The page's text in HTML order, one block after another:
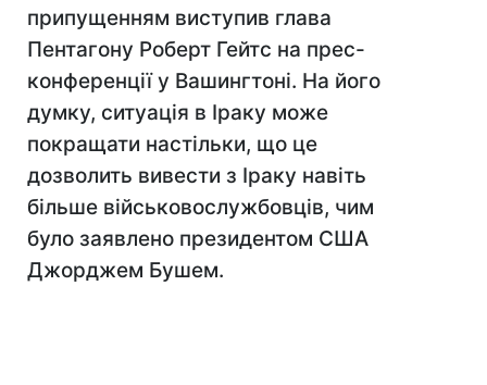
припущенням виступив глава
Пентагону Роберт Гейтс на прес-
конференції у Вашингтоні. На його
думку, ситуація в Іраку може
покращати настільки, що це
дозволить вивести з Іраку навіть
більше військовослужбовців, чим
було заявлено президентом США
Джорджем Бушем.